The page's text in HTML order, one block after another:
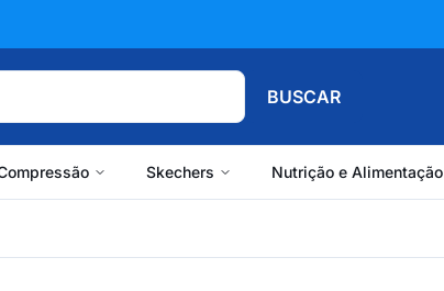
BUSCAR
Skechers Nutrição e Alimentação